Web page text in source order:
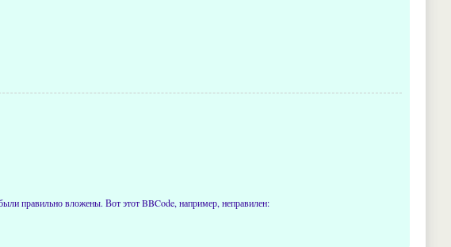
правильно вложены. Вот этот BBCode, например, неправилен: